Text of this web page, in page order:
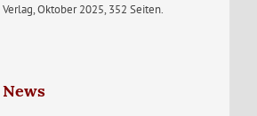
Verlag, Oktober 2025, 352 Seiten.
News